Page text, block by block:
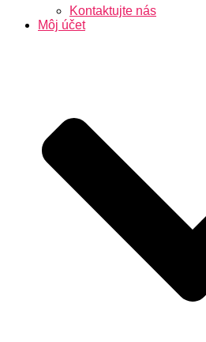
Kontaktujte nás
Môj účet